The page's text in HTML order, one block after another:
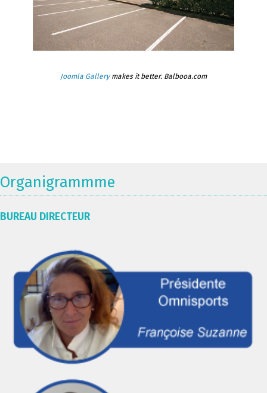
Joomla Gallerymakes it better. Balbooa.com
Organigrammme
BUREAU DIRECTEUR